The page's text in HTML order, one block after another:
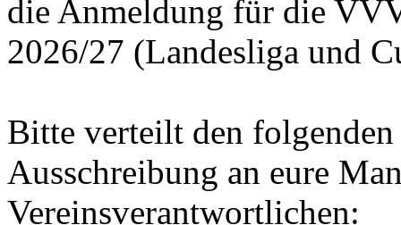
die Anmeldung für die
2026/27 (Landesliga und
Bitte verteilt den
Ausschreibung an eure
Vereinsverantwortlichen: